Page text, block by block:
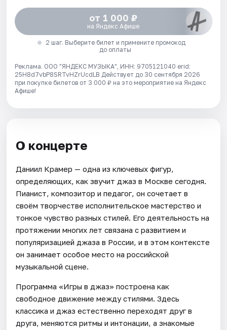
от 1 000 ₽
на Яндекс Афише
2 шаг. Выберите билет и примените промокод
до оплаты
Реклама. ООО "ЯНДЕКС МУЗЫКА", ИНН: 9705121040 erid:
25H8d7vbP8SRTvHZrUcdLB Действует до 30 сентября 2026
при покупке билетов от 3 000 ₽ на это мероприятие на Яндекс
Афише!
О концерте
Даниил Крамер — одна из ключевых фигур,
определяющих, как звучит джаз в Москве сегодня.
Пианист, композитор и педагог, он сочетает в
своём творчестве исполнительское мастерство и
тонкое чувство разных стилей. Его деятельность на
протяжении многих лет связана с развитием и
популяризацией джаза в России, и в этом контексте
он занимает особое место на российской
музыкальной сцене.
Программа «Игры в джаз» построена как
свободное движение между стилями. Здесь
классика и джаз естественно переходят друг в
друга, меняются ритмы и интонации, а знакомые